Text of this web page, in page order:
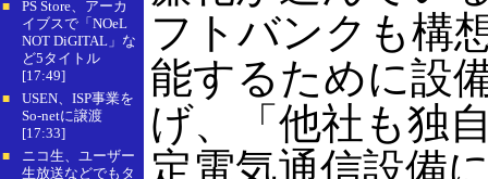
■
PS Store、アーカ
イブスで「NOeL
NOT DiGITAL」な
ど5タイトル
[17:49]
■
USEN、ISP事業を
So-netに譲渡
[17:33]
■
ニコ生、ユーザー
生放送などでもタ
フトバンクも構
能するために設
げ、「他社も独
定電気通信設備